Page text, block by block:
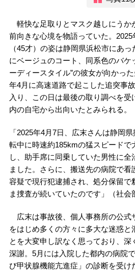
軽快な足取りとマスク越しにうか
前向きな心境を物語っていた。
（45才）の姿は静岡県浜松市にあ
にベージュのコート、同系色のバケ
ーディースタイル”の彼女が向かっ
年4月に高速道路で起こした追突事
入り、この日は最後の取り調べを受
内の自宅から出向いたとみられる。
「2025年4月7日、広末さんは静岡
転中に時速約185kmの猛スピードで
し、助手席に同乗していた男性に
ました。さらに、搬送先の病院で
容疑で現行犯逮捕され、処分保留で
ま捜査が続いていたのです」（社会
広末は事故後、個人事務所の公式
をはじめ多くの方々に多大な迷惑と
とを大変申し訳なく思っており、深
深謝。5月には入院した都内の病院
び甲状腺機能亢進症」の診断を受け